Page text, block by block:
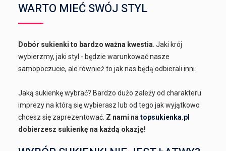
WARTO MIEĆ SWÓJ STYL
Dobór sukienki to bardzo ważna kwestia. Jaki krój
wybierzmy, jaki styl - będzie warunkować nasze
samopoczucie, ale również to jak nas będą odbierali inni.
Jaką sukienkę wybrać? Bardzo dużo zależy od charakteru
imprezy na którą się wybierasz lub od tego jak wyjątkowo
chcesz się zaprezentować. Z nami natopsukienka.pl
dobierzesz sukienkę na każdą okazję!